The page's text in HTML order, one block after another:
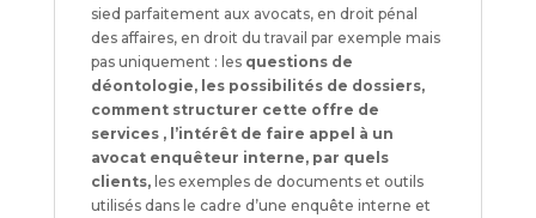
sied parfaitement aux avocats, en droit pénal
des affaires, en droit du travail par exemple mais
pas uniquement : les questions de
déontologie, les possibilités de dossiers,
comment structurer cette offre de
services , l’intérêt de faire appel à un
avocat enquêteur interne, par quels
clients,les exemples de documents et outils
utilisés dans le cadre d’une enquête interne et